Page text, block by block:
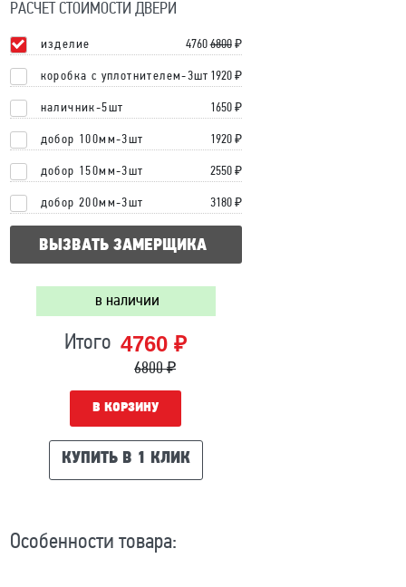
РАСЧЕТ СТОИМОСТИ ДВЕРИ
изделие 4760 6800₽
коробка с уплотнителем-3шт 1920 ₽
наличник-5шт 1650 ₽
добор 100мм-3шт 1920 ₽
добор 150мм-3шт 2550 ₽
добор 200мм-3шт 3180 ₽
ВЫЗВАТЬ ЗАМЕРЩИКА
в наличии
Итого 4760 ₽
6800 ₽
В КОРЗИНУ
КУПИТЬ В 1 КЛИК
Особенности товара: